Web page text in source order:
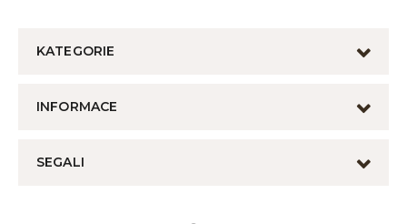
KATEGORIE
INFORMACE
SEGALI